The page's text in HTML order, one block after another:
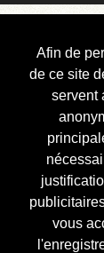
Afin de
de ce site
servent
vous
Blog
Bienvenue
Réalisations
Divers (et
Annonces